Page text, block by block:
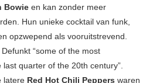
Bowie en kan zonder meer
Hun unieke cocktail van funk,
opzwepend als vooruitstrevend.
“some of the most
quarter of the 20th century”.
latere Red Hot Chili Peppers waren